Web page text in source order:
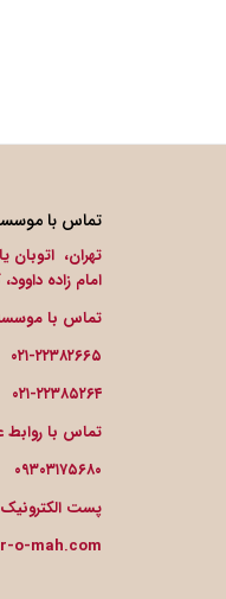
تماس با
تهران، اتوبان
امام زاده
تماس با
۰۲۱-۲۲۳۸۲۶۶۵
۰۲۱-۲۲۳۸۵۲۶۴
تماس با
۰۹۳۰۳۱۷۵۶۸۰
پست الکترونیک
o-mah.com